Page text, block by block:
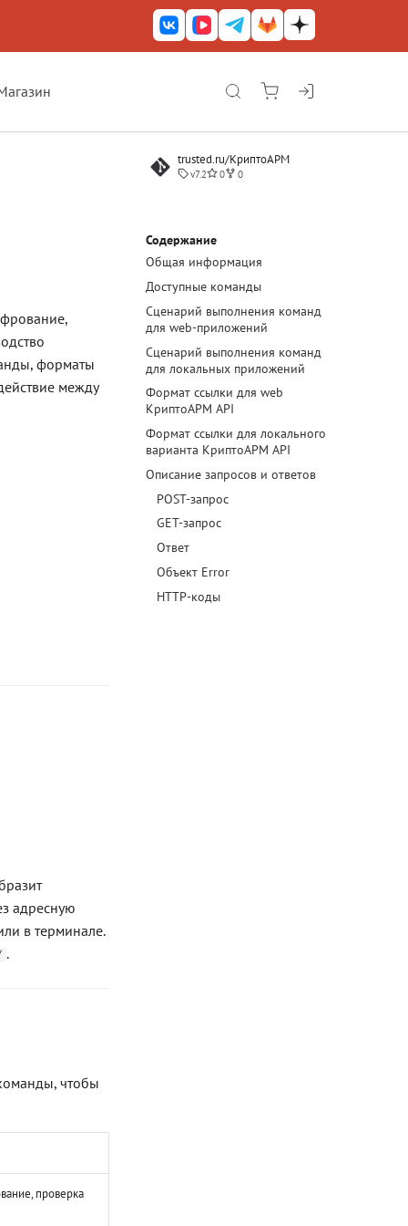
КриптоАРМ ГОСТ
КриптоАРМ
КриптоАРМ Mobile
КриптоАРМ Документы
КриптоАРМ для 1С-Битрикс
Решения
Блог
Документация
Полная версия сайта
trusted.ru/КриптоАРМ
v7.2 0 0
Содержание
Общая информация
Доступные команды
Сценарий выполнения команд
для web-приложений
Сценарий выполнения команд
для локальных приложений
Формат ссылки для web
КриптоАРМ API
Формат ссылки для локального
варианта КриптоАРМ API
Описание запросов и ответов
POST-запрос
GET-запрос
Ответ
Объект Error
HTTP-коды
форматы
между
адресную
в терминале.
.
чтобы
проверка